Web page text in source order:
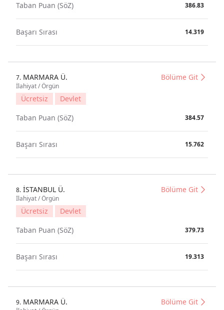
Taban Puan (SöZ)
386.83
Başarı Sırası 14.319
7. MARMARA Ü.
İlahiyat / Örgün
Bölüme Git
Ücretsiz
Devlet
Taban Puan (SöZ)
384.57
Başarı Sırası 15.762
8. İSTANBUL Ü.
İlahiyat / Örgün
Bölüme Git
Ücretsiz
Devlet
Taban Puan (SöZ)
379.73
Başarı Sırası 19.313
9. MARMARA Ü. Bölüme Git